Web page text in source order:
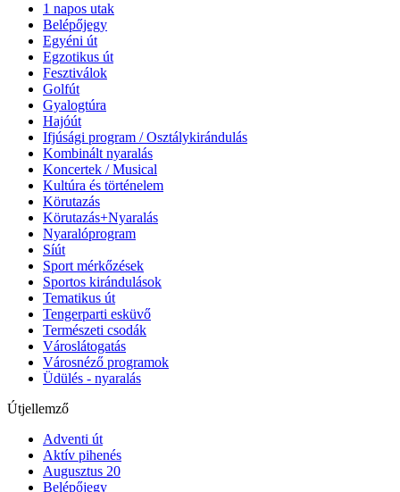
1 napos utak
Belépőjegy
Egyéni út
Egzotikus út
Fesztiválok
Golfút
Gyalogtúra
Hajóút
Ifjúsági program / Osztálykirándulás
Kombinált nyaralás
Koncertek / Musical
Kultúra és történelem
Körutazás
Körutazás+Nyaralás
Nyaralóprogram
Síút
Sport mérkőzések
Sportos kirándulások
Tematikus út
Tengerparti esküvő
Természeti csodák
Városlátogatás
Városnéző programok
Üdülés - nyaralás
Útjellemző
Adventi út
Aktív pihenés
Augusztus 20
Belépőjegy